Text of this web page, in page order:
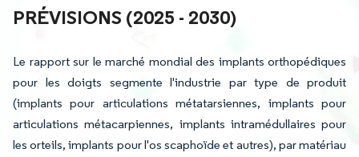
PRÉVISIONS (2025 - 2030)
Le rapport sur le marché mondial des implants orthopédiques
pour les doigts segmente l'industrie par type de produit
(implants pour articulations métatarsiennes, implants pour
articulations métacarpiennes, implants intramédullaires pour
les orteils, implants pour l'os scaphoïde et autres), par matériau